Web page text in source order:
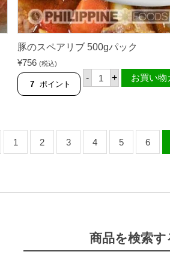
豚のスペアリブ 500gパック
¥756 (税込)
7 ポイント
- 豚
の
ブ
5
+ お買い物
1 2 3 4 5 6
商品を検索す